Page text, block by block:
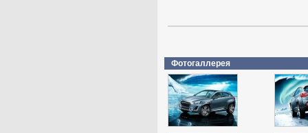
Фотогаллерея